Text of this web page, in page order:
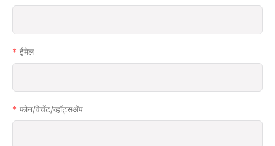
ईमेल
फोन/वेचॅट/व्हॉट्सअ‍ॅप